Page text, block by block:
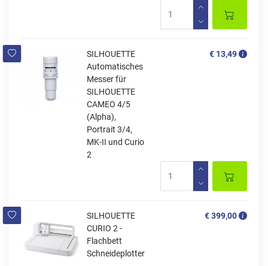
SILHOUETTE
Automatisches
Messer für
SILHOUETTE
CAMEO 4/5
(Alpha),
Portrait 3/4,
MK-II und Curio
2
€ 13,49
SILHOUETTE
CURIO 2 -
Flachbett
Schneideplotter
€ 399,00